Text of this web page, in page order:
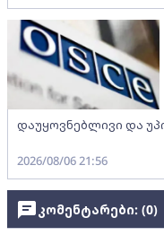
დაუყოვნებლივი და
2026/08/06 21:56
კომენტარები: (0)